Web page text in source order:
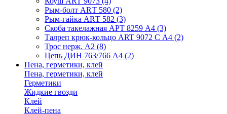
Рым-болт АRТ 580 (2)
Рым-гайка АRТ 582 (3)
Скоба такелажная АРТ 8259 А4 (3)
Талреп крюк-кольцо ART 9072 С A4 (2)
Трос нерж. А2 (8)
Цепь ДИН 763/766 А4 (2)
Пена, герметики, клей
Пена, герметики, клей
Герметики
Жидкие гвозди
Клей
Клей-пена